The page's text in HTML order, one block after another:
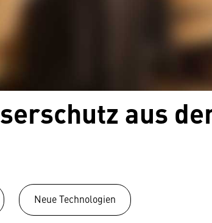
aus
Neue Technologien